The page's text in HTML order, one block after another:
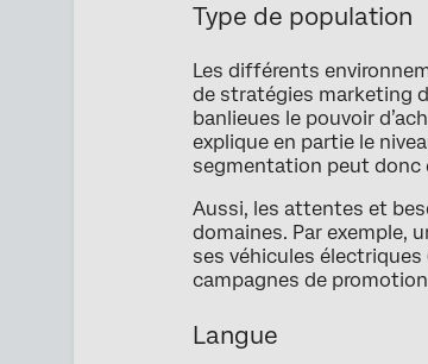
Type de population
Les différents
de stratégies marketing
banlieues le pouvoir
explique en partie le
segmentation peut donc
Aussi, les attentes et
domaines. Par exemple,
ses véhicules électriques
campagnes de
Langue